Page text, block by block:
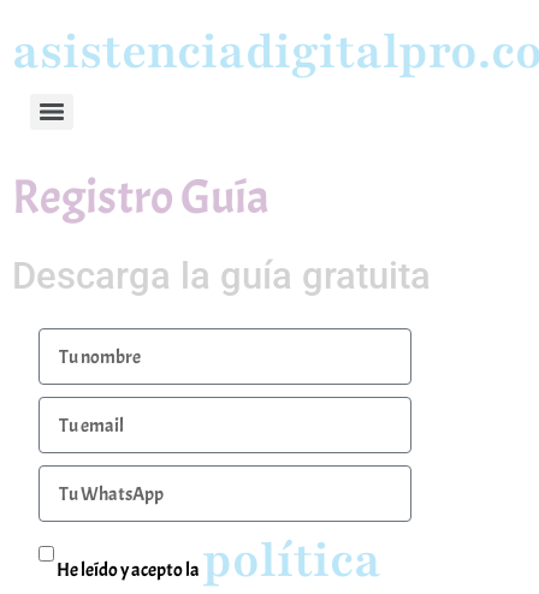
Registro Guía
Descarga la guía gratuita
He leído y acepto la política